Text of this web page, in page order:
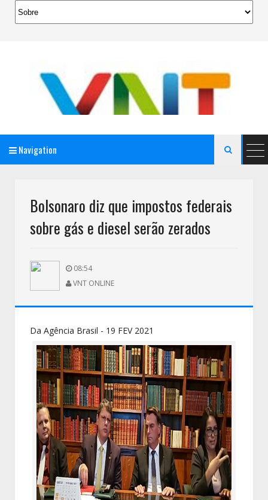
Navigation 
Bolsonaro diz que impostos federais
sobre gás e diesel serão zerados
08:54
VNT ONLINE
Da Agência Brasil - 19 FEV 2021